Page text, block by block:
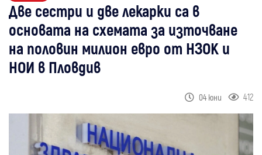
Две сестри и две лекарки са в
основата на схемата за източване
на половин милион евро от НЗОК и
НОИ в Пловдив
04 юни 412